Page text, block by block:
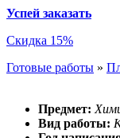
Успей заказать
Скидка 15%
Готовые работы »
Предмет:
Вид работы: